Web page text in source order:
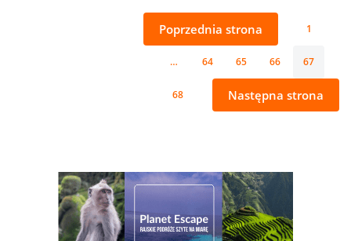
Poprzednia strona 1
… 64 65 66 67
68 Następna strona